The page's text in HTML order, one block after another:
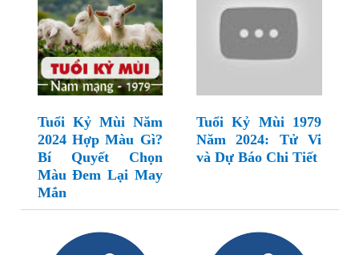
Tuổi Kỷ Mùi Năm
2024 Hợp Màu Gì?
Bí Quyết Chọn
Màu Đem Lại May
Mắn
Tuổi Kỷ Mùi 1979
Năm 2024: Tử Vi
và Dự Báo Chi Tiết